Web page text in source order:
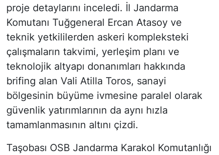
proje detaylarını inceledi. İl Jandarma
Komutanı Tuğgeneral Ercan Atasoy ve
teknik yetkililerden askeri kompleksteki
çalışmaların takvimi, yerleşim planı ve
teknolojik altyapı donanımları hakkında
brifing alan Vali Atilla Toros, sanayi
bölgesinin büyüme ivmesine paralel olarak
güvenlik yatırımlarının da aynı hızla
tamamlanmasının altını çizdi.
Taşobası OSB Jandarma Karakol Komutanlığı